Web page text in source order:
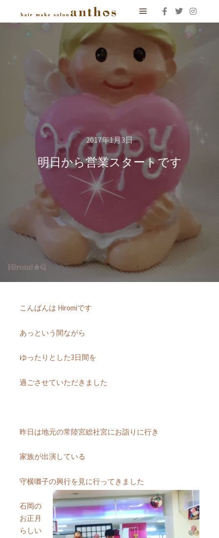
メインメニュー
2017年1月3日
明日から営業スタートです
こんばんは Hiromiです
あっという間ながら
ゆったりとした3日間を
過ごさせていただきました
昨日は地元の常陸宮総社宮にお詣りに行き
家族が出演している
守横囃子の興行を見に行ってきました
石岡の
お正月
らしい